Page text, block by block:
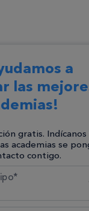
a
las
gratis. Indícanos
academias se
contigo.